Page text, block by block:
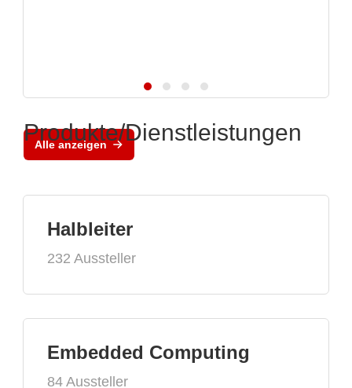
Alle anzeigen
Produkte/Dienstleistungen
Halbleiter
232 Aussteller
Embedded Computing
84 Aussteller